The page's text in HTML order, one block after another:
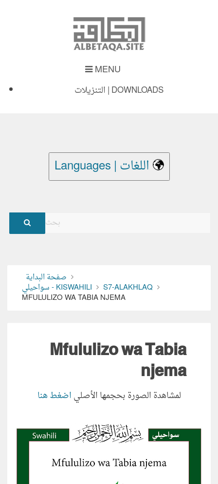
MENU
التنزيلات | DOWNLOADS
بحث
صفحة البداية
سواحيلي - KISWAHILI S7-ALAKHLAQ
MFULULIZO WA TABIA NJEMA
Mfululizo wa Tabia
njema
لمشاهدة الصورة بحجمها الأصلياضغط هنا